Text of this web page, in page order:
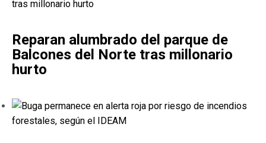
Reparan alumbrado del parque de
Balcones del Norte tras millonario
hurto